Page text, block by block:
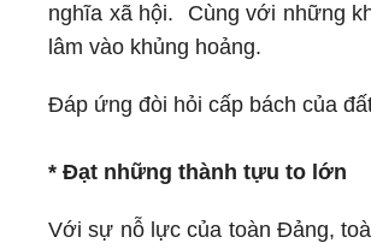
nghĩa xã hội.
Cùng với những
lâm vào khủng hoảng.
Đáp ứng đòi hỏi cấp bách của
* Đạt những thành tựu to lớn
Với sự nỗ lực của toàn Đảng,